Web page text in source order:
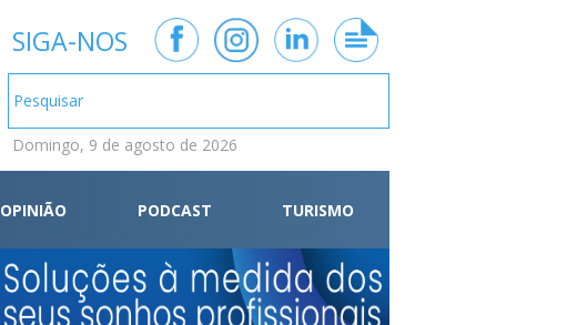
SIGA-NOS
Domingo, 9 de agosto de 2026
OPINIÃO PODCAST TURISMO